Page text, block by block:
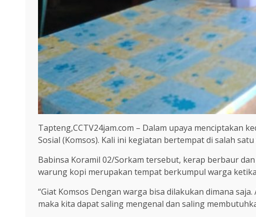
Tapteng,CCTV24jam.com – Dalam upaya menciptakan
Sosial (Komsos). Kali ini kegiatan bertempat di salah
Babinsa Koramil 02/Sorkam tersebut, kerap berbaur
warung kopi merupakan tempat berkumpul warga
“Giat Komsos Dengan warga bisa dilakukan dimana
maka kita dapat saling mengenal dan saling